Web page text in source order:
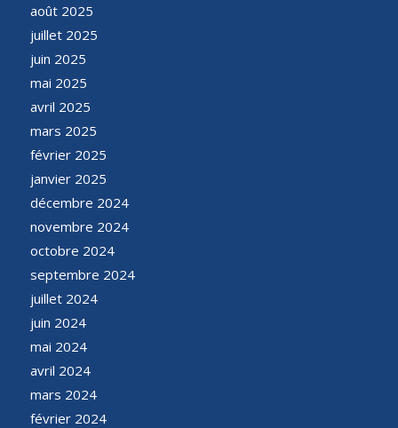
août 2025
juillet 2025
juin 2025
mai 2025
avril 2025
mars 2025
février 2025
janvier 2025
décembre 2024
novembre 2024
octobre 2024
septembre 2024
juillet 2024
juin 2024
mai 2024
avril 2024
mars 2024
février 2024